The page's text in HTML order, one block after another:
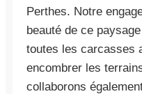
Perthes. Notre
beauté de ce
toutes les carcasses
encombrer les
collaborons